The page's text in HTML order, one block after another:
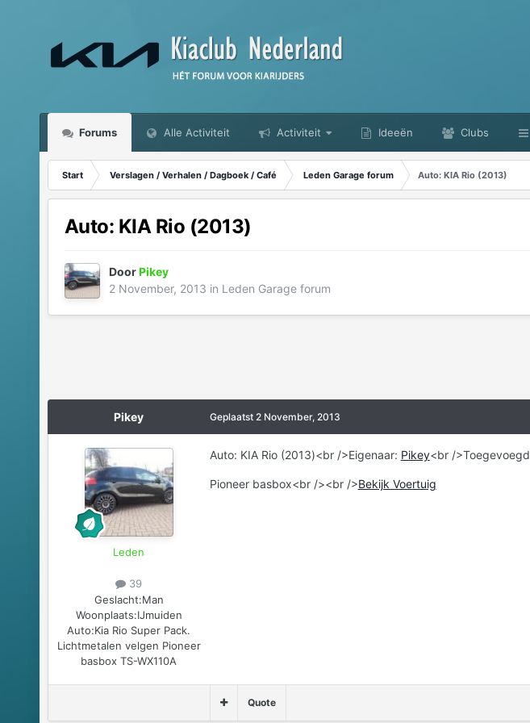
Forums Alle Activiteit Activiteit Ideeën Clubs
Start Verslagen / Verhalen / Dagboek / Café Leden Garage forum Auto: KIA Rio (2013)
Auto: KIA Rio (2013)
DoorPikey
2 November, 2013 in Leden Garage forum
Pikey
Leden
39
Geslacht:Man
Woonplaats:IJmuiden
Auto:Kia Rio Super Pack.
Lichtmetalen velgen Pioneer
basbox TS-WX110A
Geplaatst 2 November, 2013
Auto: KIA Rio (2013)<br />Eigenaar: Pikey<br /
Pioneer basbox<br /><br />Bekijk Voertuig
Quote